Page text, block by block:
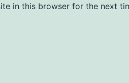
in this browser for the next